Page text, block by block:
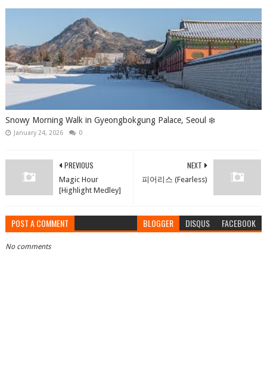
Snowy Morning Walk in Gyeongbokgung Palace, Seoul ❄️
January 24, 2026 0
NEXT
피어리스 (Fearless)
PREVIOUS
Magic Hour
[Highlight Medley]
POST A COMMENT BLOGGER DISQUS FACEBOOK
No comments